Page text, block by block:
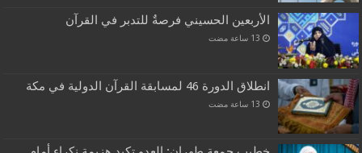
الأربعين الحسيني فرصةٌ للتدبر في القرآن
انطلاق الدورة 46 لمسابقة القرآن الدولية في مكة